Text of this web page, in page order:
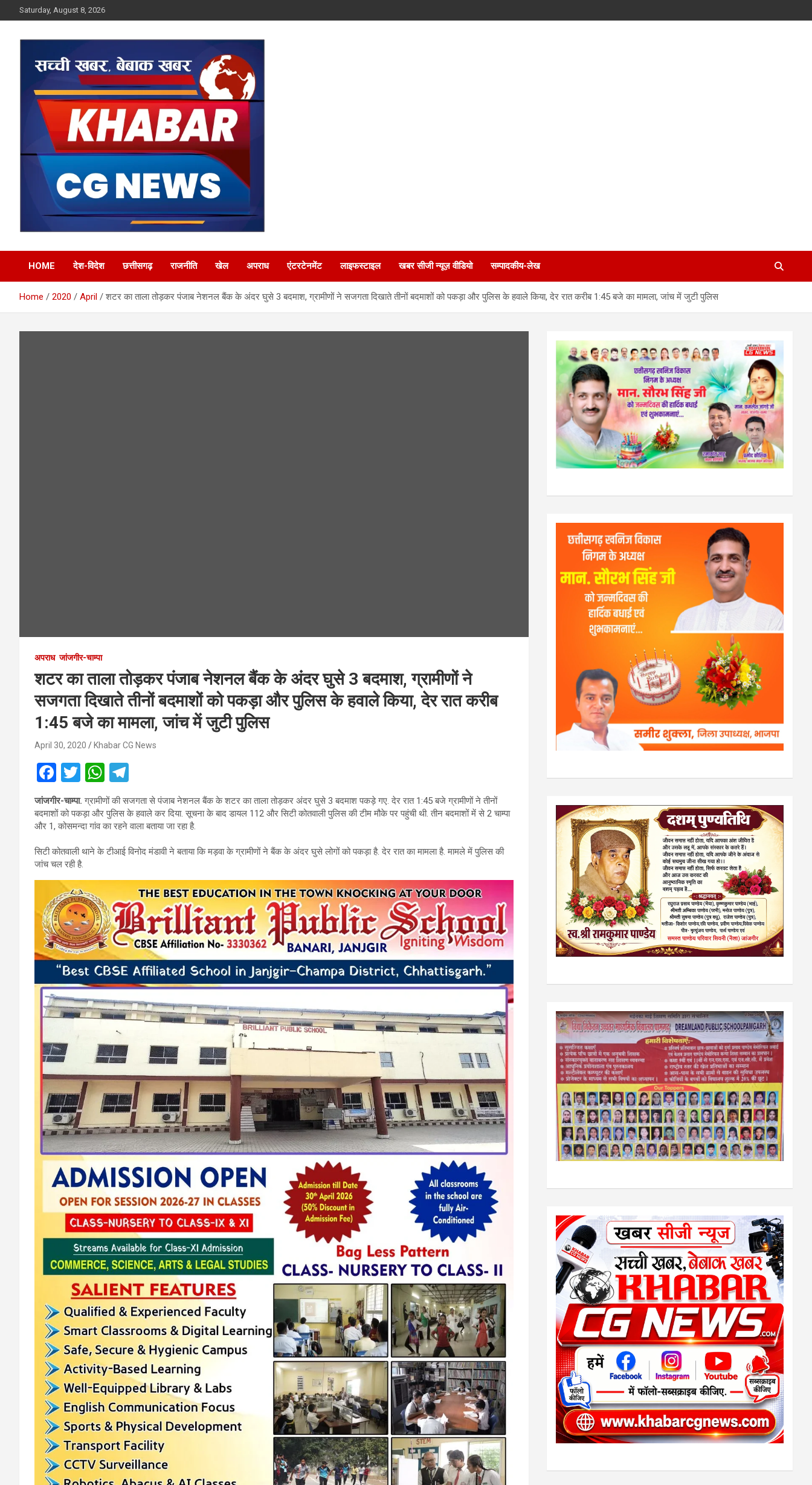
to
Saturday, August 8, 2026
Khabar CG News
HOME देश-विदेश छत्तीसगढ़ राजनीति खेल अपराध एंटरटेनमेंट लाइफस्टाइल खबर सीजी न्यूज़ वीडियो सम्पादकीय-लेख
Home 2020 April शटर का ताला तोड़कर पंजाब नेशनल बैंक के अंदर घुसे 3 बदमाश, ग्रामीणों ने सजगता दिखाते तीनों बदमाशों को पकड़ा और पुलिस के हवाले किया, देर रात करीब 1:45 बजे का मामला, जांच में जुटी पुलिस
अपराध जांजगीर-चाम्पा
शटर का ताला तोड़कर पंजाब नेशनल बैंक के अंदर घुसे 3 बदमाश, ग्रामीणों ने
सजगता दिखाते तीनों बदमाशों को पकड़ा और पुलिस के हवाले किया, देर रात करीब
1:45 बजे का मामला, जांच में जुटी पुलिस
April 30, 2020 Khabar CG News
F
a
ce
b
o
o
k
T
wi
tt
er
W
h
at
s
A
p
el
e
gr
a
जांजगीर-चाम्पा. ग्रामीणों की सजगता से पंजाब नेशनल बैंक के शटर का ताला तोड़कर अंदर घुसे 3 बदमाश पकड़े गए. देर रात 1:45 बजे ग्रामीणों ने तीनों
बदमाशों को पकड़ा और पुलिस के हवाले कर दिया. सूचना के बाद डायल 112 और सिटी कोतवाली पुलिस की टीम मौके पर पहुंची थी. तीन बदमाशों में से 2 चाम्पा
और 1, कोसमन्दा गांव का रहने वाला बताया जा रहा है.
सिटी कोतवाली थाने के टीआई विनोद मंडावी ने बताया कि मड़वा के ग्रामीणों ने बैंक के अंदर घुसे लोगों को पकड़ा है. देर रात का मामला है. मामले में पुलिस की
जांच चल रही है.